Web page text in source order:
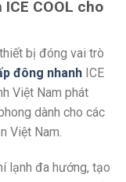
COOL cho
bị đóng vai trò
đông nhanh ICE
Việt Nam phát
dành cho các
Việt Nam.
lạnh đa hướng, tạo